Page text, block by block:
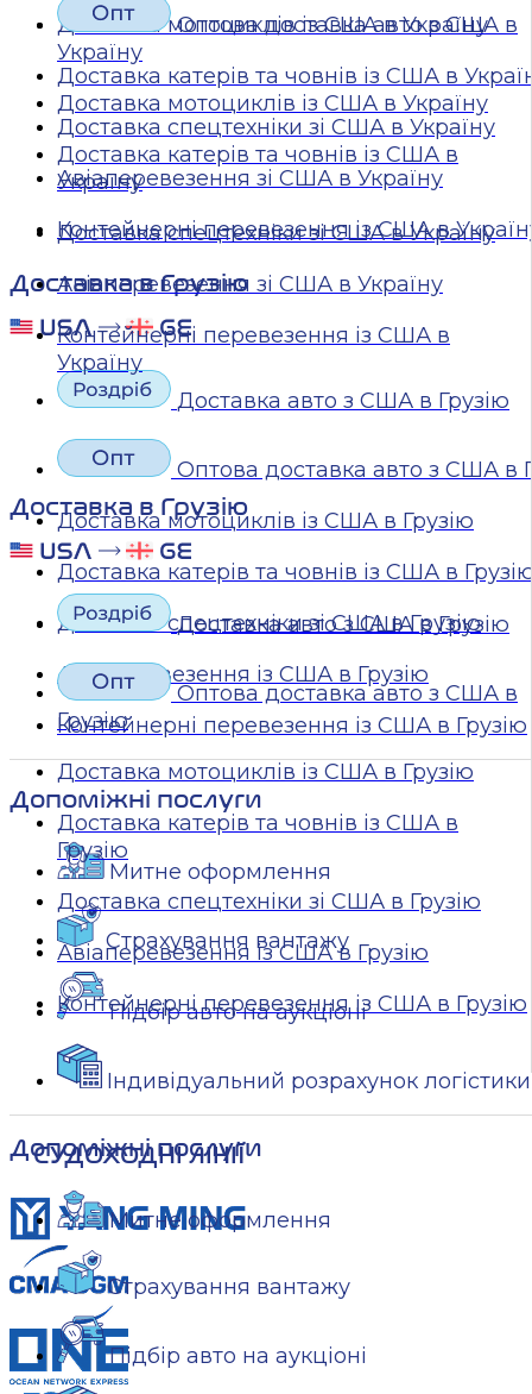
Оптова доставка авто з США в
Україну
Доставка мотоциклів із США в Україну
Доставка катерів та човнів із США в
Україну
Доставка спецтехніки зі США в Україну
Авіаперевезення зі США в Україну
Контейнерні перевезення із США в
Україну
Доставка в Грузію
Доставка авто з США в Грузію
Оптова доставка авто з США в
Грузію
Доставка мотоциклів із США в Грузію
Доставка катерів та човнів із США в
Грузію
Доставка спецтехніки зі США в Грузію
Авіаперевезення із США в Грузію
Контейнерні перевезення із США в Грузію
Допоміжні послуги
Митне оформлення
Страхування вантажу
Підбір авто на аукціоні
Доставка мотоциклів із США в Україну
Доставка катерів та човнів із США в
Доставка спецтехніки зі США в Україну
Авіаперевезення зі США в Україну
Контейнерні перевезення із США в
Доставка в Грузію
Доставка авто з США в Грузію
Оптова доставка авто з США в
Доставка мотоциклів із США в Грузію
Доставка катерів та човнів із США в
Доставка спецтехніки зі США в Грузію
Авіаперевезення із США в Грузію
Контейнерні перевезення із США в Грузію
Допоміжні послуги
Митне оформлення
Страхування вантажу
Підбір авто на аукціоні
Індивідуальний розрахунок логістики
СУДОХОДНІ ЛІНІЇ